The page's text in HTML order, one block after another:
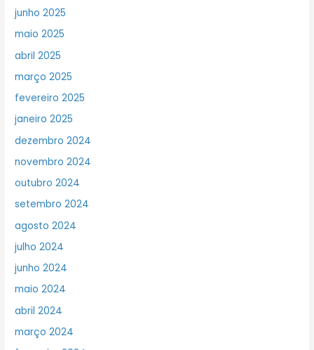
junho 2025
maio 2025
abril 2025
março 2025
fevereiro 2025
janeiro 2025
dezembro 2024
novembro 2024
outubro 2024
setembro 2024
agosto 2024
julho 2024
junho 2024
maio 2024
abril 2024
março 2024